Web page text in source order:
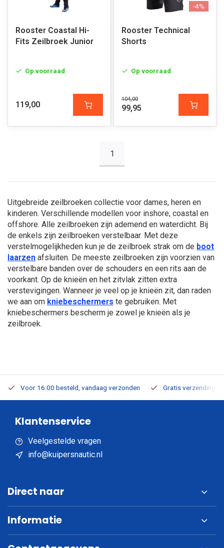
Rooster Coastal Hi-
Fits Zeilbroek Junior
Op voorraad
119,00
-4%
Rooster Technical
Shorts
Op voorraad
104,00
99,95
1
Uitgebreide zeilbroeken collectie voor dames, heren en
kinderen. Verschillende modellen voor inshore, coastal en
offshore. Alle zeilbroeken zijn ademend en waterdicht. Bij
de enkels zijn zeilbroeken verstelbaar. Met deze
verstelmogelijkheden kun je de zeilbroek strak om de boot
laarzen afsluiten. De meeste zeilbroeken zijn voorzien van
verstelbare banden over de schouders en een rits aan de
voorkant. Op de knieën en het zitvlak zitten extra
verstevigingen. Wanneer je veel op je knieën zit, dan raden
we aan om kniebeschermers te gebruiken. Met
kniebeschermers bescherm je zowel je knieën als je
zeilbroek.
Voor 16:00 besteld, vandaag verzonden Gratis verzending
Klantenservice
Veelgestelde vragen
info@kuipersnautic.nl
Direct naar
Informatie